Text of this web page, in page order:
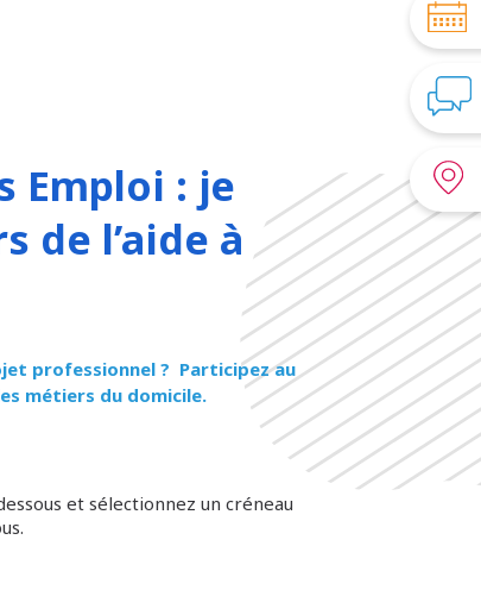
Emploi : je
de l’aide à
professionnel ? Participez au
métiers du domicile.
et sélectionnez un créneau